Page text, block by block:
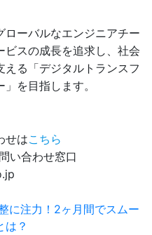
ローバルなエンジニアチー
ビスの成長を追求し、社会
える「デジタルトランスフ
を目指します。
せはこちら
い合わせ窓口
に注力！2ヶ月間でスムー
は？